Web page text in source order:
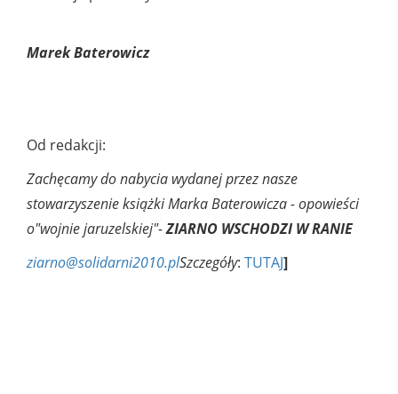
Marek Baterowicz
Od redakcji:
Zachęcamy do nabycia wydanej przez nasze
stowarzyszenie książki Marka Baterowicza - opowieści
o"wojnie jaruzelskiej"-ZIARNO WSCHODZI W RANIE
ziarno@solidarni2010.plSzczegóły: TUTAJ]